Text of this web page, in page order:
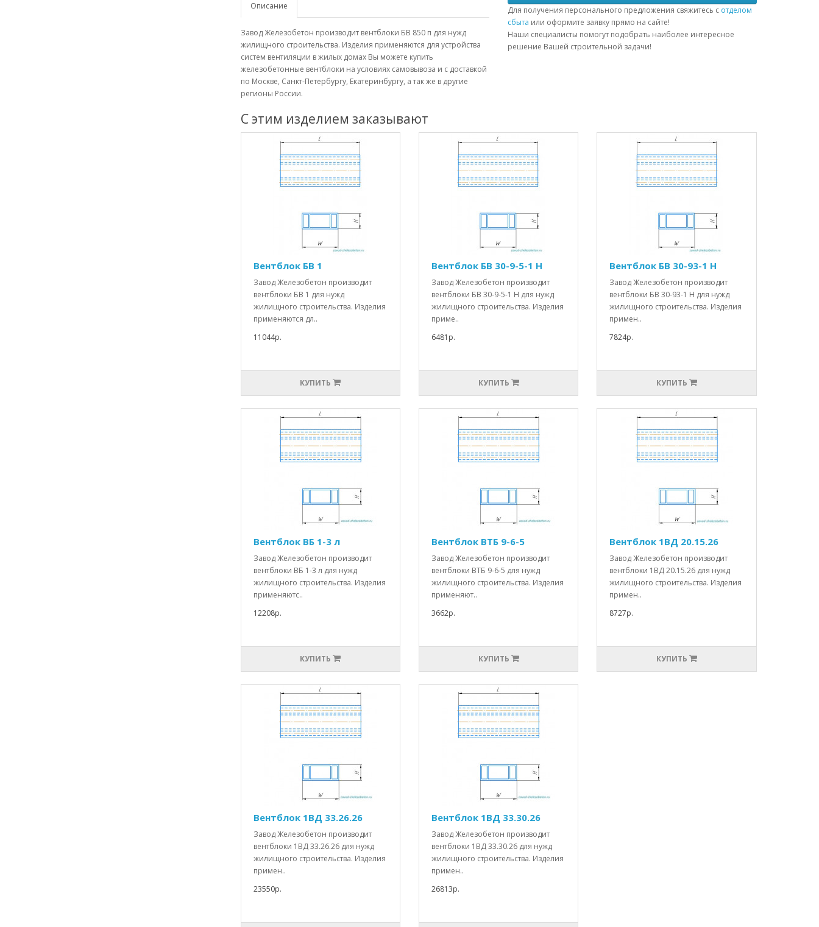
Описание
Завод Железобетон производит вентблоки БВ 850 п для нужд
жилищного строительства. Изделия применяются для устройства
систем вентиляции в жилых домах Вы можете купить
железобетонные вентблоки на условиях самовывоза и с доставкой
по Москве, Санкт-Петербургу, Екатеринбургу, а так же в другие
регионы России.
Для получения персонального предложения свяжитесь с отделом
сбыта или оформите заявку прямо на сайте!
Наши специалисты помогут подобрать наиболее интересное
решение Вашей строительной задачи!
С этим изделием заказывают
Вентблок БВ 1
Завод Железобетон производит
вентблоки БВ 1 для нужд
жилищного строительства. Изделия
применяются дл..
11044р.
КУПИТЬ
Вентблок БВ 30-9-5-1 Н
Завод Железобетон производит
вентблоки БВ 30-9-5-1 Н для нужд
жилищного строительства. Изделия
приме..
6481р.
КУПИТЬ
Вентблок БВ 30-93-1 Н
Завод Железобетон производит
вентблоки БВ 30-93-1 Н для нужд
жилищного строительства. Изделия
примен..
7824р.
КУПИТЬ
Вентблок ВБ 1-3 л
Завод Железобетон производит
вентблоки ВБ 1-3 л для нужд
жилищного строительства. Изделия
применяютс..
12208р.
КУПИТЬ
Вентблок ВТБ 9-6-5
Завод Железобетон производит
вентблоки ВТБ 9-6-5 для нужд
жилищного строительства. Изделия
применяют..
3662р.
КУПИТЬ
Вентблок 1ВД 20.15.26
Завод Железобетон производит
вентблоки 1ВД 20.15.26 для нужд
жилищного строительства. Изделия
примен..
8727р.
КУПИТЬ
Вентблок 1ВД 33.26.26
Завод Железобетон производит
вентблоки 1ВД 33.26.26 для нужд
жилищного строительства. Изделия
примен..
23550р.
Вентблок 1ВД 33.30.26
Завод Железобетон производит
вентблоки 1ВД 33.30.26 для нужд
жилищного строительства. Изделия
примен..
26813р.